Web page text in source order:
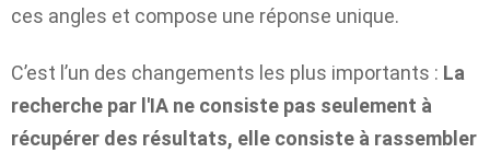
ces angles et compose une réponse unique.
C’est l’un des changements les plus importants : La
recherche par l'IA ne consiste pas seulement à
récupérer des résultats, elle consiste à rassembler